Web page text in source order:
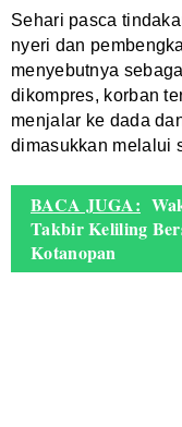
Sehari pasca
nyeri dan
menyebutnya
dikompres, korban
menjalar ke dada
dimasukkan melalui
BACA JUGA:
Takbir Keliling
Kotanopan